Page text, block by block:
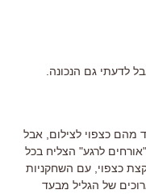
לדעתי גם הנכונה.
מהם כצפוי לצילום, אבל
לרגע" הצליח בכל
כצפוי, עם השחקניות
של הגליל מבעד